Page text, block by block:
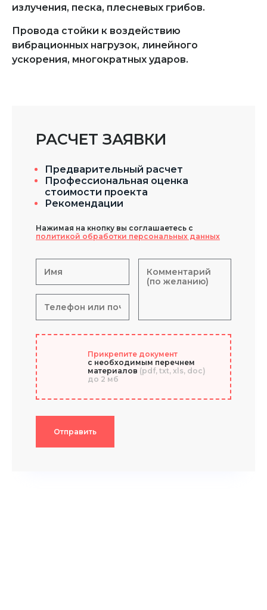
излучения, песка, плесневых грибов.
Провода стойки к воздействию
вибрационных нагрузок, линейного
ускорения, многократных ударов.
РАСЧЕТ ЗАЯВКИ
Предварительный расчет
Профессиональная оценка
стоимости проекта
Рекомендации
Нажимая на кнопку вы соглашаетесь с
политикой обработки персональных данных
Прикрепите документ
с необходимым перечнем
материалов (pdf, txt, xls, doc)
до 2 мб
Отправить